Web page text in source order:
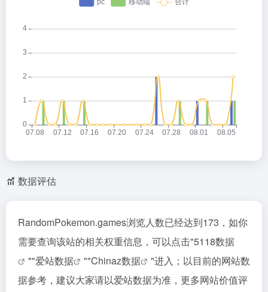
数据评估
RandomPokemon.games浏览人数已经达到173，如你
需要查询该站的相关权重信息，可以点击"5118数据
""爱站数据 ""Chinaz数据
"进入；以目前的网站数
据参考，建议大家请以爱站数据为准，更多网站价值评